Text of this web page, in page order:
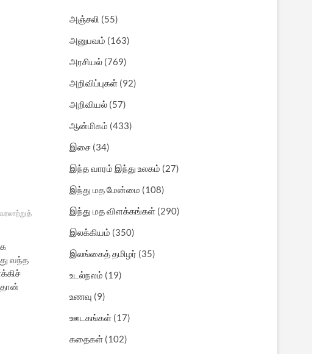
வரலாற்றுத்
வந்த
அஞ்சலி (55)
அனுபவம் (163)
அரசியல் (769)
அறிவிப்புகள் (92)
அறிவியல் (57)
ஆன்மிகம் (433)
இசை (34)
இந்த வாரம் இந்து உலகம் (27)
இந்து மத மேன்மை (108)
இந்து மத விளக்கங்கள் (290)
இலக்கியம் (350)
இலங்கைத் தமிழர் (35)
உடல்நலம் (19)
உணவு (9)
ஊடகங்கள் (17)
கதைகள் (102)